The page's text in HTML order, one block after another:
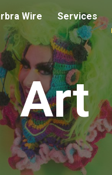
Wire Services
Art